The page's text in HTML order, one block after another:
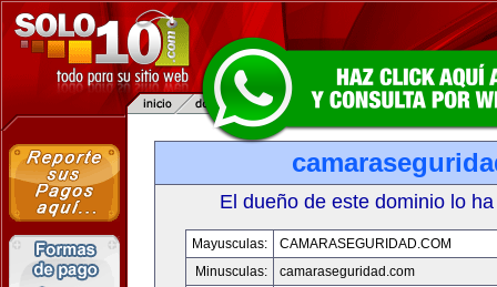
El dueño de este dominio lo
Mayusculas:
CAMARASEGURIDAD.COM
Minusculas:
camaraseguridad.com